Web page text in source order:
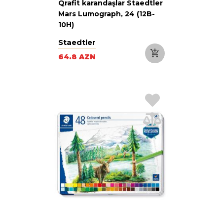
Qrafit karandaşlar Staedtler
Mars Lumograph, 24 (12B-
10H)
Staedtler
64.8 AZN